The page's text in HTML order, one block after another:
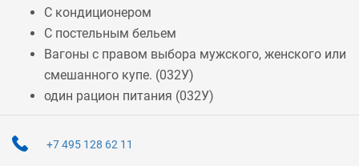
С кондиционером
С постельным бельем
Вагоны с правом выбора мужского, женского или
смешанного купе. (032У)
один рацион питания (032У)
+7 495 128 62 11